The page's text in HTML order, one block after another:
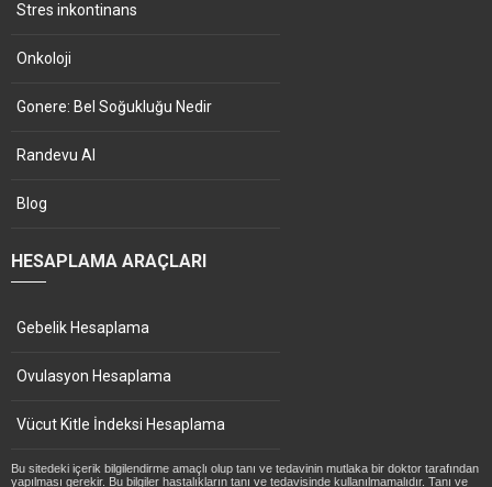
Stres inkontinans
Onkoloji
Gonere: Bel Soğukluğu Nedir
Randevu Al
Blog
HESAPLAMA ARAÇLARI
Gebelik Hesaplama
Ovulasyon Hesaplama
Vücut Kitle İndeksi Hesaplama
Bu sitedeki içerik bilgilendirme amaçlı olup tanı ve tedavinin mutlaka bir doktor tarafından
yapılması gerekir. Bu bilgiler hastalıkların tanı ve tedavisinde kullanılmamalıdır. Tanı ve